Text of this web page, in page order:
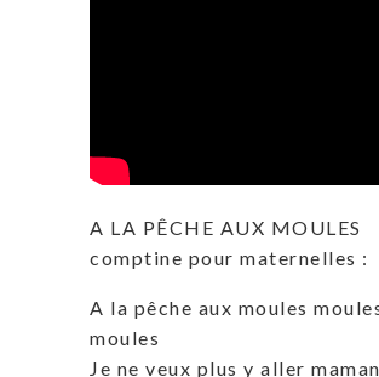
A LA PÊCHE AUX MOULES
comptine pour maternelles :
A la pêche aux moules
moules
Je ne veux plus y aller maman